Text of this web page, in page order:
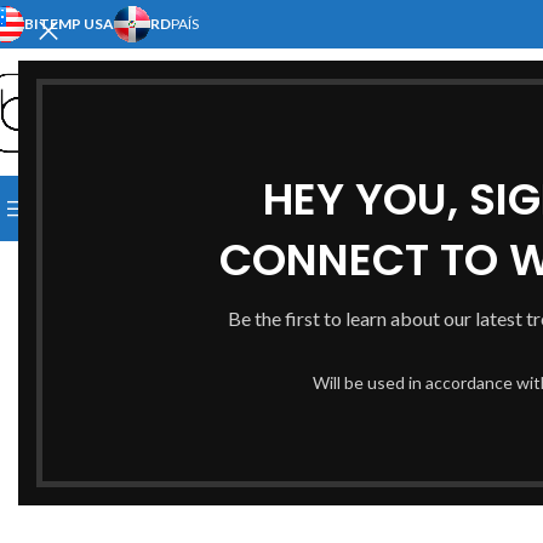
HEY YOU,
CONNECT TO
Be the first to learn about our latest
Will be used in accordance
BITEMP USA RDPAÍS
[:EN]HOME[:ES]INICIO[:]
Click to enlarge